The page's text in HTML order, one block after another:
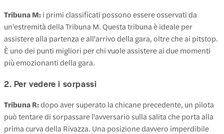
Tribuna M: i primi classificati possono essere osservati da
un'estremità della Tribuna M. Questa tribuna è ideale per
assistere alla partenza e all'arrivo della gara, oltre che ai pitstop.
È uno dei punti migliori per chi vuole assistere ai due momenti
più emozionanti della gara.
2. Per vedere i sorpassi
Tribuna R:dopo aver superato la chicane precedente, un pilota
può tentare di sorpassare l'avversario sulla salita che porta alla
prima curva della Rivazza. Una posizione davvero imperdibile